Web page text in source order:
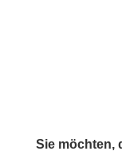
Sie möchten,